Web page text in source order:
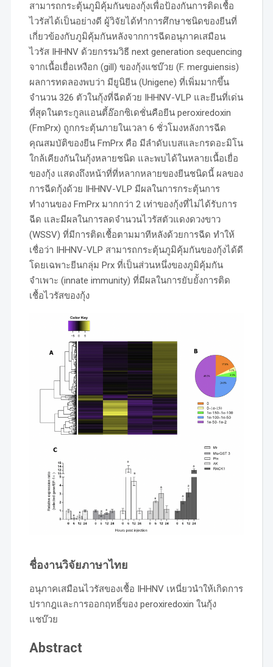
สามารถกระตุ้นภูมิคุ้มกันของกุ้งเพื่อป้องกันการติดเชื้อ
ไวรัสได้เป็นอย่างดี ผู้วิจัยได้ทำการศึกษาชนิดของยีนที่
เกี่ยวข้องกับภูมิคุ้มกันหลังจากการฉีดอนุภาคเสมือน
ไวรัส IHHNV ด้วยกรรมวิธี next generation sequencing
จากเนื้อเยื่อเหงือก (gill) ของกุ้งแชบ๊วย (F. merguiensis)
ผลการทดลองพบว่า มียูนิยีน (Unigene) ที่เพิ่มมากขึ้น
จำนวน 326 ตัวในกุ้งที่ฉีดด้วย IHHNV-VLP และยีนที่เด่น
ที่สุดในตระกูลแอนตี้อ๊อกซิเดชั่นคือยีน peroxiredoxin
(FmPrx) ถูกกระตุ้นภายในเวลา 6 ชั่วโมงหลังการฉีด
คุณสมบัติของยีน FmPrx คือ มีลำดับเบสและกรดอะมิโน
ใกล้เคียงกันในกุ้งหลายชนิด และพบได้ในหลายเนื้อเยื่อ
ของกุ้ง แสดงถึงหน้าที่ที่หลากหลายของยีนชนิดนี้ ผลของ
การฉีดกุ้งด้วย IHHNV-VLP มีผลในการกระตุ้นการ
ทำงานของ FmPrx มากกว่า 2 เท่าของกุ้งที่ไม่ได้รับการ
ฉีด และมีผลในการลดจำนวนไวรัสตัวแดงดวงขาว
(WSSV) ที่มีการติดเชื้อตามมาทีหลังด้วยการฉีด ทำให้
เชื่อว่า IHHNV-VLP สามารถกระตุ้นภูมิคุ้มกันของกุ้งได้ดี
โดยเฉพาะยีนกลุ่ม Prx ที่เป็นส่วนหนึ่งของภูมิคุ้มกัน
จำเพาะ (innate immunity) ที่มีผลในการยับยั้งการติด
เชื้อไวรัสของกุ้ง
ชื่องานวิจัยภาษาไทย
อนุภาคเสมือนไวรัสของเชื้อ IHHNV เหนี่ยวนำให้เกิดการ
ปรากฎและการออกฤทธิ์ของ peroxiredoxin ในกุ้ง
แชบ๊วย
Abstract